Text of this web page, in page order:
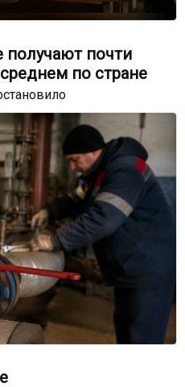
получают почти
по стране